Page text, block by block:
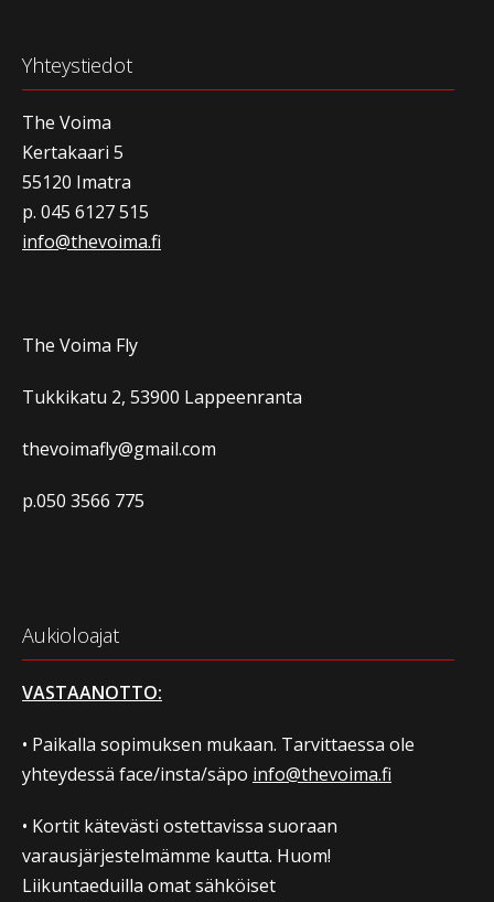
Yhteystiedot
The Voima
Kertakaari 5
55120 Imatra
p. 045 6127 515
info@thevoima.fi
The Voima Fly
Tukkikatu 2, 53900 Lappeenranta
thevoimafly@gmail.com
p.050 3566 775
Aukioloajat
VASTAANOTTO:
• Paikalla sopimuksen mukaan. Tarvittaessa ole
yhteydessä face/insta/säpo info@thevoima.fi
• Kortit kätevästi ostettavissa suoraan
varausjärjestelmämme kautta. Huom!
Liikuntaeduilla omat sähköiset